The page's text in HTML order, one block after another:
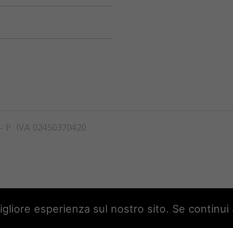
IVA 02450370420
esperienza sul nostro sito. Se